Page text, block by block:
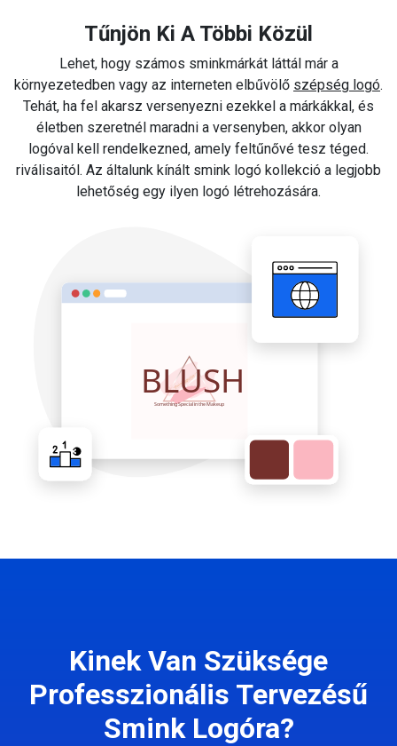
Tűnjön Ki A Többi Közül
Lehet, hogy számos sminkmárkát láttál már a
környezetedben vagy az interneten elbűvölő szépség logó.
Tehát, ha fel akarsz versenyezni ezekkel a márkákkal, és
életben szeretnél maradni a versenyben, akkor olyan
logóval kell rendelkezned, amely feltűnővé tesz téged.
riválisaitól. Az általunk kínált smink logó kollekció a legjobb
lehetőség egy ilyen logó létrehozására.
Kinek Van Szüksége
Professzionális Tervezésű
Smink Logóra?